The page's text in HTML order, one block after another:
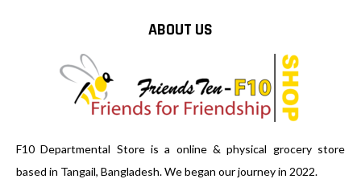
ABOUT US
F10 Departmental Store is a online & physical grocery store
based in Tangail, Bangladesh. We began our journey in 2022.